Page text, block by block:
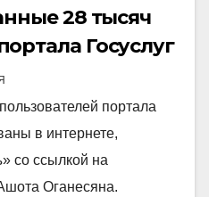
28 тысяч
Госуслуг
портала
в интернете,
со ссылкой на
Оганесяна.